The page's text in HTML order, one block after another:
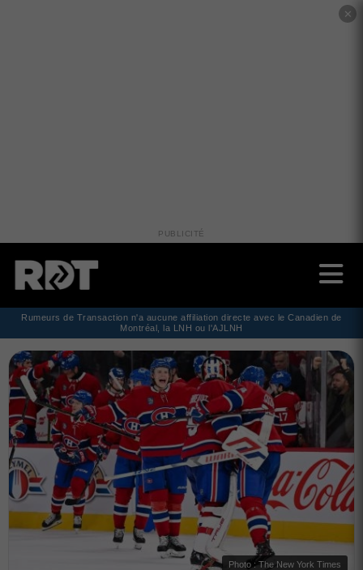
✕
PUBLICITÉ
Rumeurs de Transaction n'a aucune affiliation directe avec le Canadien de
Montréal, la LNH ou l'AJLNH
Photo : The New York Times